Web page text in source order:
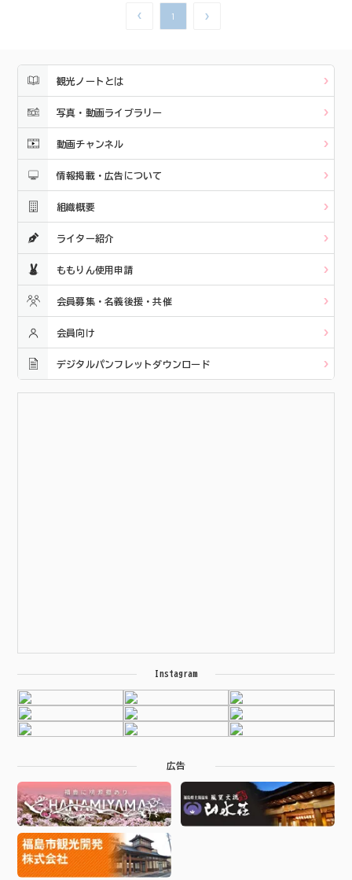
1
観光ノートとは
写真・動画ライブラリー
動画チャンネル
情報掲載・広告について
組織概要
ライター紹介
ももりん使用申請
会員募集・名義後援・共催
会員向け
デジタルパンフレットダウンロード
Instagram
広告